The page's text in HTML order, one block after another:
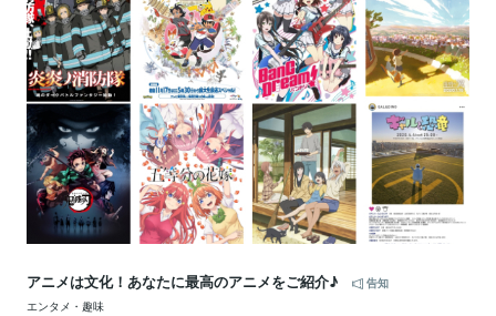
アニメは文化！あなたに最高のアニメをご紹介♪
告知
エンタメ・趣味